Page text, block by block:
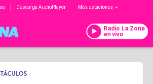
Descarga AudioPlayer Más estaciones
Radio La Zona
en vivo